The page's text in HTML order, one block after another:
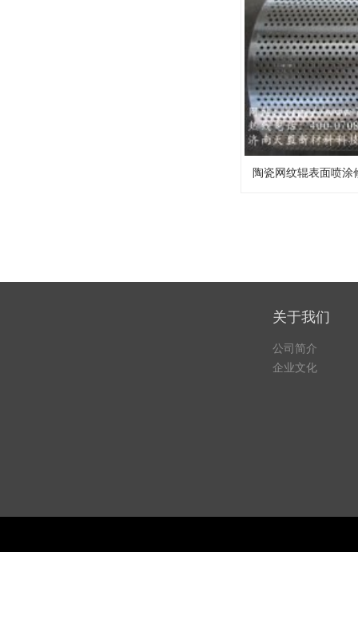
陶瓷网纹辊表面喷涂
关于我们
公司简介
企业文化